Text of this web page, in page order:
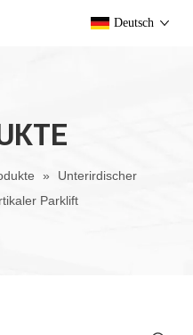
Deutsch
»
Unterirdischer
Parklift